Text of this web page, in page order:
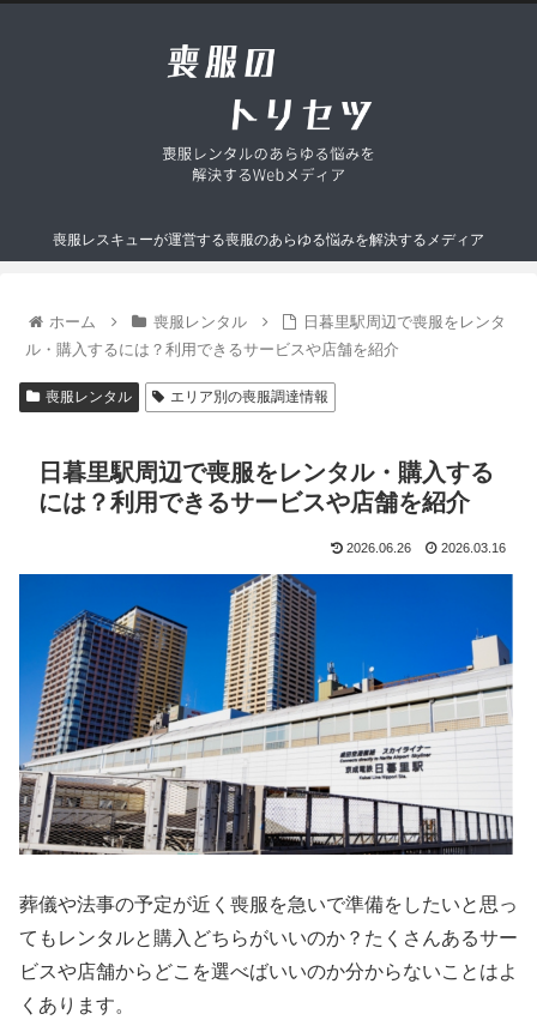
喪服レスキューが運営する喪服のあらゆる悩みを解決するメディア
ホーム 喪服レンタル
日暮里駅周辺で喪服をレンタ
ル・購入するには？利用できるサービスや店舗を紹介
喪服レンタル エリア別の喪服調達情報
日暮里駅周辺で喪服をレンタル・購入する
には？利用できるサービスや店舗を紹介
2026.06.26 2026.03.16
葬儀や法事の予定が近く喪服を急いで準備をしたいと思っ
てもレンタルと購入どちらがいいのか？たくさんあるサー
ビスや店舗からどこを選べばいいのか分からないことはよ
くあります。